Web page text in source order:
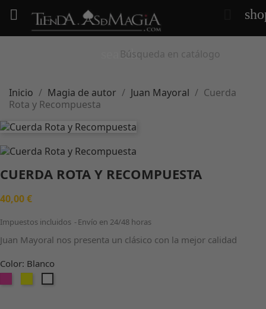

search
Inicio Magia de autor Juan Mayoral
Cuerda
Rota y Recompuesta
CUERDA ROTA Y RECOMPUESTA
40,00 €
Impuestos incluidos Envío en 24/48 horas
Juan Mayoral nos presenta un clásico con la mejor calidad
Color: Blanco